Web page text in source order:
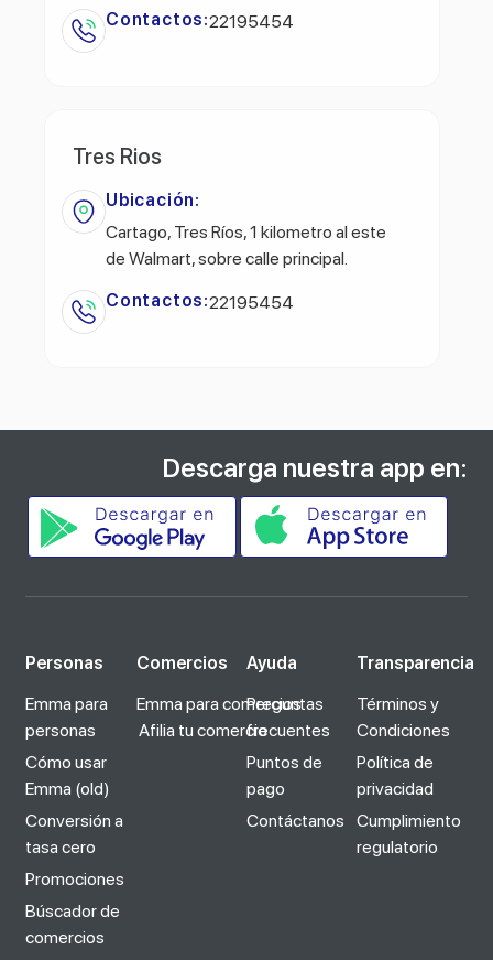
Contactos:22195454
Tres Rios
Ubicación:
Cartago, Tres Ríos, 1 kilometro al este
de Walmart, sobre calle principal.
Contactos:22195454
Descarga nuestra app en:
Personas
Emma para
personas
Cómo usar
Emma (old)
Conversión a
tasa cero
Promociones
Búscador de
comercios
Comercios
Emma para comercios
Afilia tu comercio
Ayuda
Preguntas
frecuentes
Puntos de
pago
Contáctanos
Transparencia
Términos y
Condiciones
Política de
privacidad
Cumplimiento
regulatorio